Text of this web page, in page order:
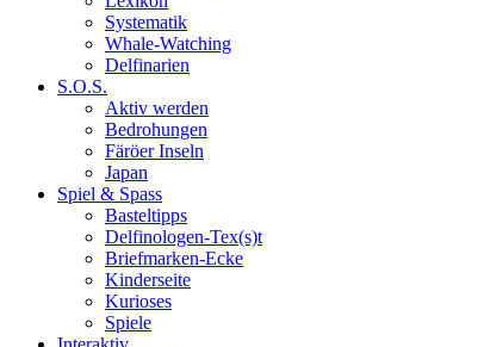
Systematik
Whale-Watching
Delfinarien
S.O.S.
Aktiv werden
Bedrohungen
Färöer Inseln
Japan
Spiel & Spass
Basteltipps
Delfinologen-Tex(s)t
Briefmarken-Ecke
Kinderseite
Kurioses
Spiele